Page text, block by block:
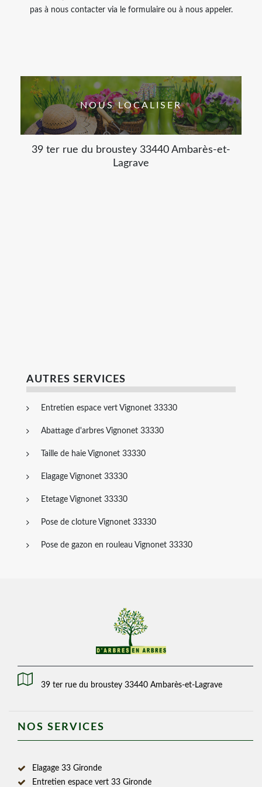
pas à nous contacter via le formulaire ou à nous appeler.
NOUS LOCALISER
39 ter rue du broustey 33440 Ambarès-et-
Lagrave
AUTRES SERVICES
Entretien espace vert Vignonet 33330
Abattage d'arbres Vignonet 33330
Taille de haie Vignonet 33330
Elagage Vignonet 33330
Etetage Vignonet 33330
Pose de cloture Vignonet 33330
Pose de gazon en rouleau Vignonet 33330
39 ter rue du broustey 33440 Ambarès-et-Lagrave
NOS SERVICES
Elagage 33 Gironde
Entretien espace vert 33 Gironde